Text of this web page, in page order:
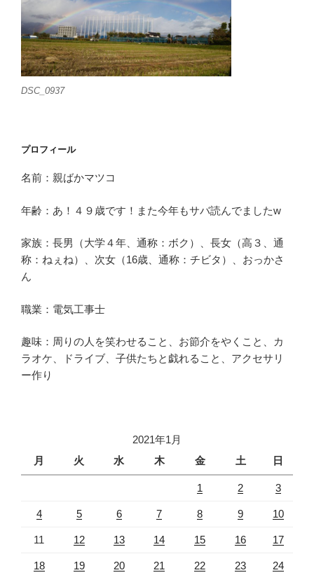
DSC_0937
プロフィール
名前：親ばかマツコ
年齢：あ！４９歳です！また今年もサバ読んでましたw
家族：長男（大学４年、通称：ボク）、長女（高３、通
称：ねぇね）、次女（16歳、通称：チビタ）、おっかさ
ん
職業：電気工事士
趣味：周りの人を笑わせること、お節介をやくこと、カ
ラオケ、ドライブ、子供たちと戯れること、アクセサリ
ー作り
2021年1月
月
火 水 木 金 土 日
1 2 3
4 5 6 7 8 9 10
11 12 13 14 15 16 17
18 19 20 21 22 23 24